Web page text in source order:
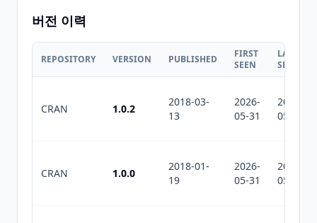
버전 이력
REPOSITORY VERSION PUBLISHED
FIRST
SEEN
LAST
SEEN
CRAN 1.0.2
2018-03-
13
2026-
05-31
2026-
05-31
CRAN 1.0.0
2018-01-
19
2026-
05-31
2026-
05-31